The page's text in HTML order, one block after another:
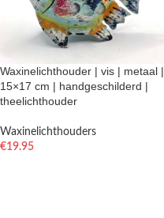
Waxinelichthouder | vis | metaal |
15×17 cm | handgeschilderd |
theelichthouder
Waxinelichthouders
€19.95